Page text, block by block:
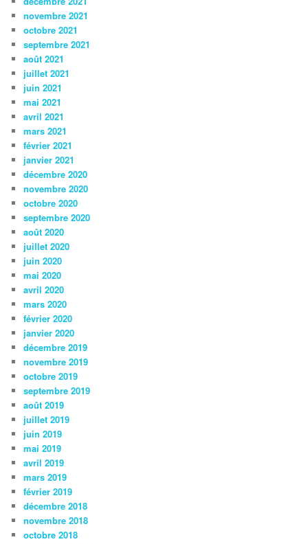
novembre 2021
octobre 2021
septembre 2021
août 2021
juillet 2021
juin 2021
mai 2021
avril 2021
mars 2021
février 2021
janvier 2021
décembre 2020
novembre 2020
octobre 2020
septembre 2020
août 2020
juillet 2020
juin 2020
mai 2020
avril 2020
mars 2020
février 2020
janvier 2020
décembre 2019
novembre 2019
octobre 2019
septembre 2019
août 2019
juillet 2019
juin 2019
mai 2019
avril 2019
mars 2019
février 2019
décembre 2018
novembre 2018
octobre 2018